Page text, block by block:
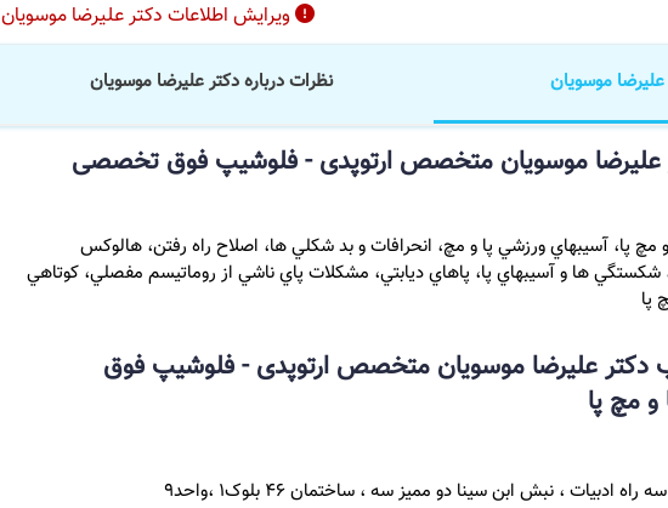
ویرایش اطلاعات دکتر علیرضا موسویان
موسویان نظرات درباره دکتر علیرضا موسویان
علیرضا موسویان متخصص ارتوپدی - فلوشیپ فوق تخصصی
پا، آسيبهاي ورزشي پا و مچ، انحرافات و بد شكلي ها، اصلاح راه رفتن، هالوكس
شكستگي ها و آسيبهاي پا، پاهاي ديابتي، مشكلات پاي ناشي از روماتيسم مفصلي، كوتاهي
پا
علیرضا موسویان متخصص ارتوپدی - فلوشیپ فوق
مچ پا
ادبیات ، نبش ابن سینا دو ممیز سه ، ساختمان 46 بلوک1 ،واحد9